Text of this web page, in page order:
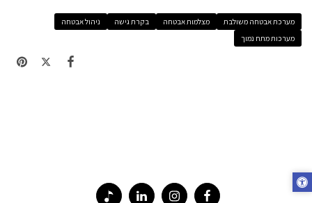
מערכת אבטחה משולבת מצלמות אבטחה בקרת גישה
ניהול אבטחה
מערכות מתח נמוך